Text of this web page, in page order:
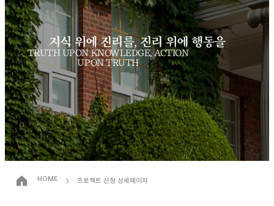
지식 위에 진리를, 진리 위에 행동을
TRUTH UPON KNOWLEDGE, ACTION
UPON TRUTH
HOME › 프로젝트 신청 상세페이지